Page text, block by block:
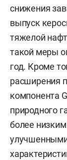
снижения
выпуск
тяжелой
такой меры
год. Кроме
расширения
компонента
природного
более